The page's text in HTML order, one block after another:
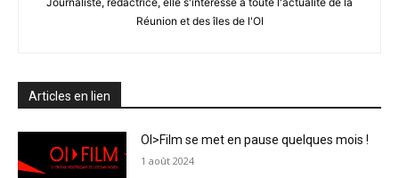
Réunion et des îles de l'OI
Articles en lien
OI>Film se met en pause quelques mois !
1 août 2024